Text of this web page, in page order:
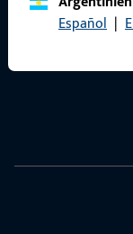
Español |